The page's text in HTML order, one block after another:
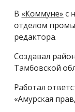
В «Коммуне» с
отделом
редактора.
Создавал
Тамбовской
Работал
«Амурская